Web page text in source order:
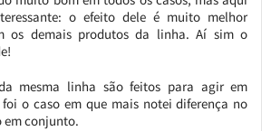
o efeito dele é muito melhor
os demais produtos da linha. Aí sim o
mesma linha são feitos para agir em
o caso em que mais notei diferença no
em conjunto.